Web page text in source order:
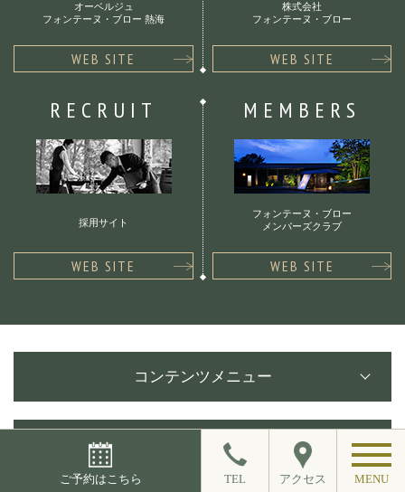
ご予約はこちら TEL アクセス MENU
オーベルジュ
フォンテーヌ・ブロー 熱海
WEB SITE
株式会社
フォンテーヌ・ブロー
WEB SITE
RECRUIT
採用サイト
WEB SITE
MEMBERS
フォンテーヌ・ブロー
メンバーズクラブ
WEB SITE
コンテンツメニュー
ご予約はこちら